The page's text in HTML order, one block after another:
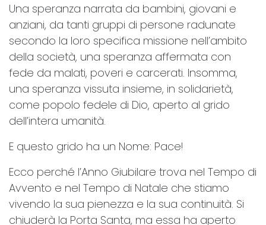
Una speranza narrata da bambini, giovani e
anziani, da tanti gruppi di persone radunate
secondo la loro specifica missione nell’ambito
della società, una speranza affermata con
fede da malati, poveri e carcerati. Insomma,
una speranza vissuta insieme, in solidarietà,
come popolo fedele di Dio, aperto al grido
dell’intera umanità.
E questo grido ha un Nome: Pace!
Ecco perché l’Anno Giubilare trova nel Tempo di
Avvento e nel Tempo di Natale che stiamo
vivendo la sua pienezza e la sua continuità. Si
chiuderà la Porta Santa, ma essa ha aperto